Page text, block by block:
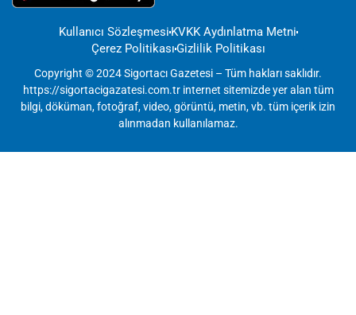
Kullanıcı SözleşmesiKVKK Aydınlatma Metni
Çerez PolitikasıGizlilik Politikası
Copyright © 2024 Sigortacı Gazetesi – Tüm hakları saklıdır.
https://sigortacigazatesi.com.tr internet sitemizde yer alan tüm
bilgi, döküman, fotoğraf, video, görüntü, metin, vb. tüm içerik izin
alınmadan kullanılamaz.